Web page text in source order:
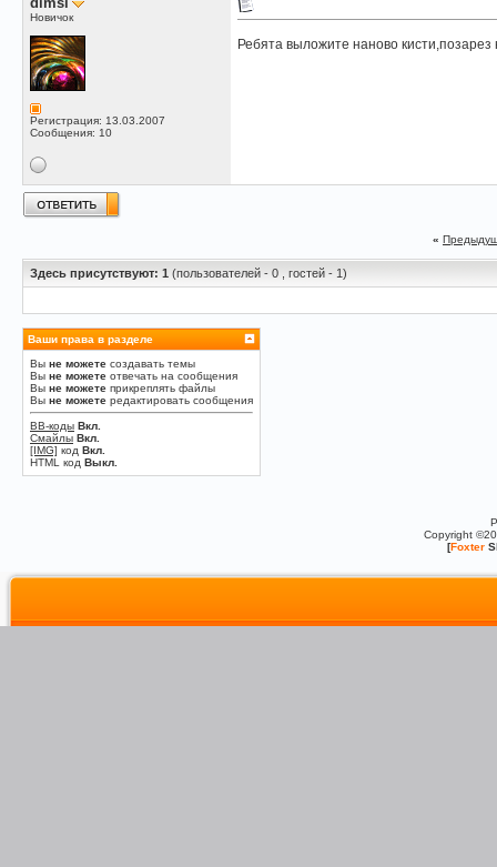
Новичок
Регистрация: 13.03.2007
Сообщения: 10
Ребята выложите наново
«
Здесь присутствуют: 1 (пользователей - 0 , гостей - 1)
Ваши права в разделе
Вы не можете создавать темы
Вы не можете отвечать на сообщения
Вы не можете прикреплять файлы
Вы не можете редактировать сообщения
BB-коды Вкл.
Смайлы Вкл.
[IMG] код Вкл.
HTML код Выкл.
Copyright
[Foxter